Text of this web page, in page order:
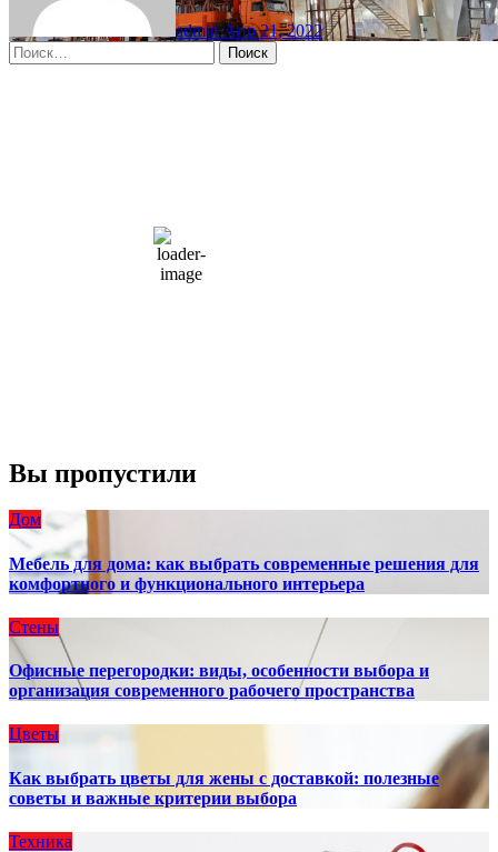
adminАпр 21, 2022
Найти:
66 %
1004 мб
10 mph
Вы пропустили
Дом
Мебель для дома: как выбрать современные решения для
комфортного и функционального интерьера
Стены
Офисные перегородки: виды, особенности выбора и
организация современного рабочего пространства
Цветы
Как выбрать цветы для жены с доставкой: полезные
советы и важные критерии выбора
Техника